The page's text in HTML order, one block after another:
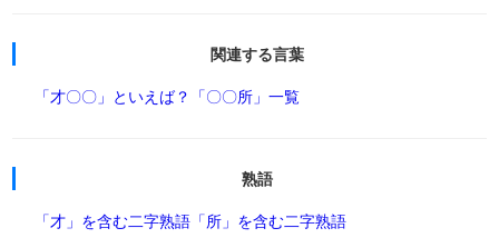
関連する言葉
「才〇〇」といえば？ 「〇〇所」一覧
熟語
「才」を含む二字熟語 「所」を含む二字熟語